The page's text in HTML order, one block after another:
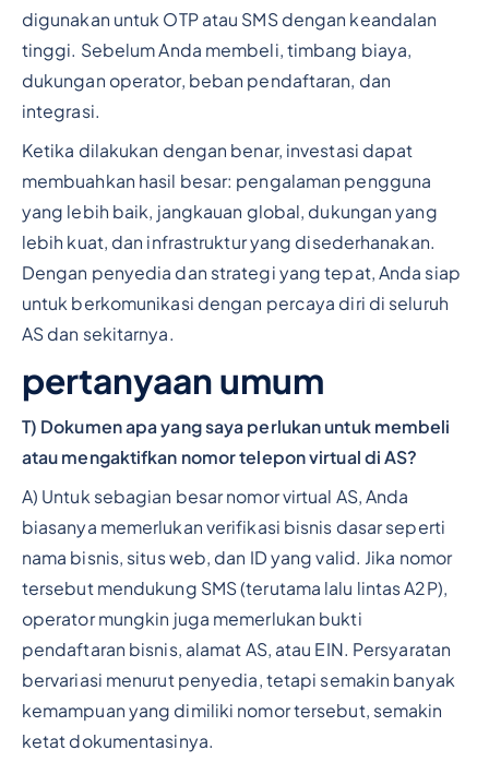
digunakan untuk OTP atau SMS dengan keandalan
tinggi. Sebelum Anda membeli, timbang biaya,
dukungan operator, beban pendaftaran, dan
integrasi.
Ketika dilakukan dengan benar, investasi dapat
membuahkan hasil besar: pengalaman pengguna
yang lebih baik, jangkauan global, dukungan yang
lebih kuat, dan infrastruktur yang disederhanakan.
Dengan penyedia dan strategi yang tepat, Anda siap
untuk berkomunikasi dengan percaya diri di seluruh
AS dan sekitarnya.
pertanyaan umum
T) Dokumen apa yang saya perlukan untuk membeli
atau mengaktifkan nomor telepon virtual di AS?
A) Untuk sebagian besar nomor virtual AS, Anda
biasanya memerlukan verifikasi bisnis dasar seperti
nama bisnis, situs web, dan ID yang valid. Jika nomor
tersebut mendukung SMS (terutama lalu lintas A2P),
operator mungkin juga memerlukan bukti
pendaftaran bisnis, alamat AS, atau EIN. Persyaratan
bervariasi menurut penyedia, tetapi semakin banyak
kemampuan yang dimiliki nomor tersebut, semakin
ketat dokumentasinya.